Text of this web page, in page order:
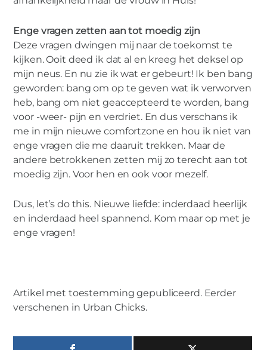
Enge vragen zetten aan tot moedig zijn
Deze vragen dwingen mij naar de toekomst te
kijken. Ooit deed ik dat al en kreeg het deksel op
mijn neus. En nu zie ik wat er gebeurt! Ik ben bang
geworden: bang om op te geven wat ik verworven
heb, bang om niet geaccepteerd te worden, bang
voor -weer- pijn en verdriet. En dus verschans ik
me in mijn nieuwe comfortzone en hou ik niet van
enge vragen die me daaruit trekken. Maar de
andere betrokkenen zetten mij zo terecht aan tot
moedig zijn. Voor hen en ook voor mezelf.
Dus, let’s do this. Nieuwe liefde: inderdaad heerlijk
en inderdaad heel spannend. Kom maar op met je
enge vragen!
Artikel met toestemming gepubliceerd. Eerder
verschenen in Urban Chicks.